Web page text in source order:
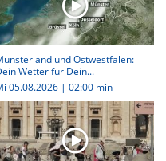
und Ostwestfalen:
Wetter für Dein...
05.08.2026 | 02:00 min